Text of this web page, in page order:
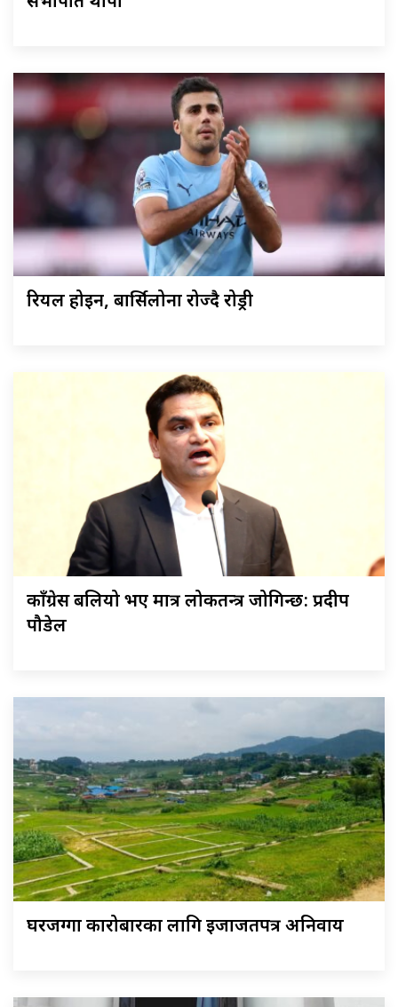
रियल होइन, बार्सिलोना रोज्दै रोड्री
काँग्रेस बलियो भए मात्र लोकतन्त्र जोगिन्छ: प्रदीप
पौडेल
घरजग्गा कारोबारका लागि इजाजतपत्र अनिवार्य